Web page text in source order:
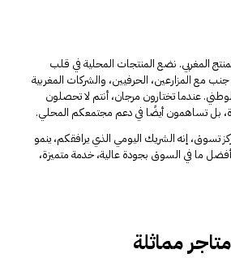
المغربي. نضع المنتجات المحلية في قلب
جنب مع المزارعين، الحرفيين، والشركات المغربية
عندما تختارون مرجان، أنتم لا تحصلون
بل تساهمون أيضًا في دعم مجتمعكم المحلي.
تسوق، إنه الشريك اليومي الذي يرافقكم، ينمو
ما في السوق بجودة عالية، خدمة متميزة،
متاجر مماثلة